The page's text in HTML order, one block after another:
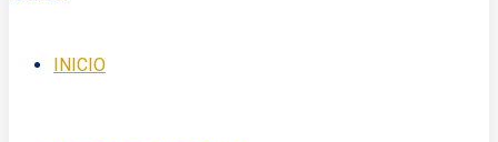
INICIO